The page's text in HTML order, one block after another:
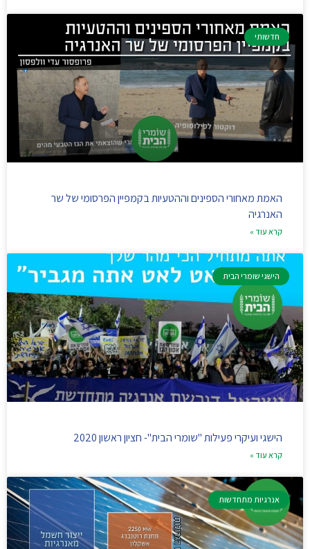
חדשותי
האמת מאחורי הספינים וההטעיות בקמפיין הפרסומי של שר
האנרגיה
קרא עוד »
הישגי שומרי הבית
הישגי ועיקרי פעילות "שומרי הבית"- חציון ראשון 2020
קרא עוד »
אנרגיות מתחדשות